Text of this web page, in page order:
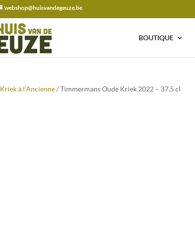
webshop@huisvandegeuze.be
BOUTIQUE
Kriek à l'Ancienne/ Timmermans Oude Kriek 2022 – 37,5 cl